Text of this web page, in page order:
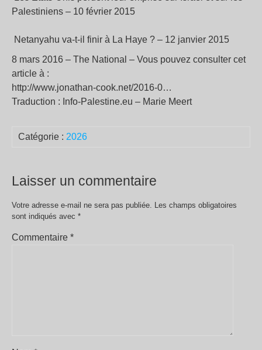
Palestiniens – 10 février 2015
Netanyahu va-t-il finir à La Haye ? – 12 janvier 2015
8 mars 2016 – The National – Vous pouvez consulter cet
article à :
http://www.jonathan-cook.net/2016-0…
Traduction : Info-Palestine.eu – Marie Meert
Catégorie : 2026
Laisser un commentaire
Votre adresse e-mail ne sera pas publiée. Les champs obligatoires
sont indiqués avec *
Commentaire *